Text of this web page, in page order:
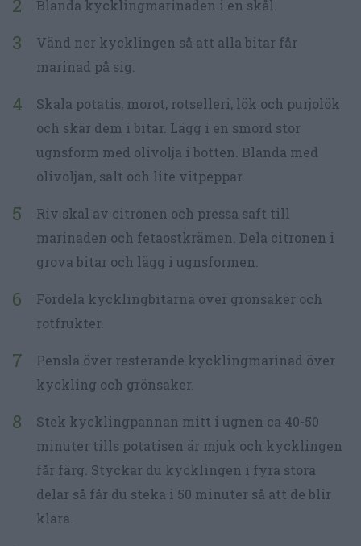
Blanda kycklingmarinaden i en skål.
Vänd ner kycklingen så att alla bitar får
marinad på sig.
Skala potatis, morot, rotselleri, lök och purjolök
och skär dem i bitar. Lägg i en smord stor
ugnsform med olivolja i botten. Blanda med
olivoljan, salt och lite vitpeppar.
Riv skal av citronen och pressa saft till
marinaden och fetaostkrämen. Dela citronen i
grova bitar och lägg i ugnsformen.
Fördela kycklingbitarna över grönsaker och
rotfrukter.
Pensla över resterande kycklingmarinad över
kyckling och grönsaker.
Stek kycklingpannan mitt i ugnen ca 40-50
minuter tills potatisen är mjuk och kycklingen
får färg. Styckar du kycklingen i fyra stora
delar så får du steka i 50 minuter så att de blir
klara.